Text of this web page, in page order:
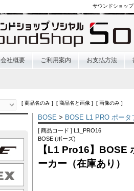
サウンドショッ
会社概要 ご利用案内 お支払方法
[ 商品名のみ ] [ 商品名と画像 ] [ 画像のみ ]
BOSE > BOSE L1 PRO ポー
[ 商品コード ] L1_PRO16
BOSE (ボーズ)
【L1 Pro16】BOSE
ーカー（在庫あり）